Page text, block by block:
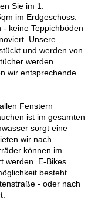
Sie im 1.
im Erdgeschoss.
keine Teppichböden
Unsere
und werden von
werden
wir entsprechende
Fenstern
ist im gesamten
sorgt eine
wir nach
können im
werden. E-Bikes
besteht
- oder nach